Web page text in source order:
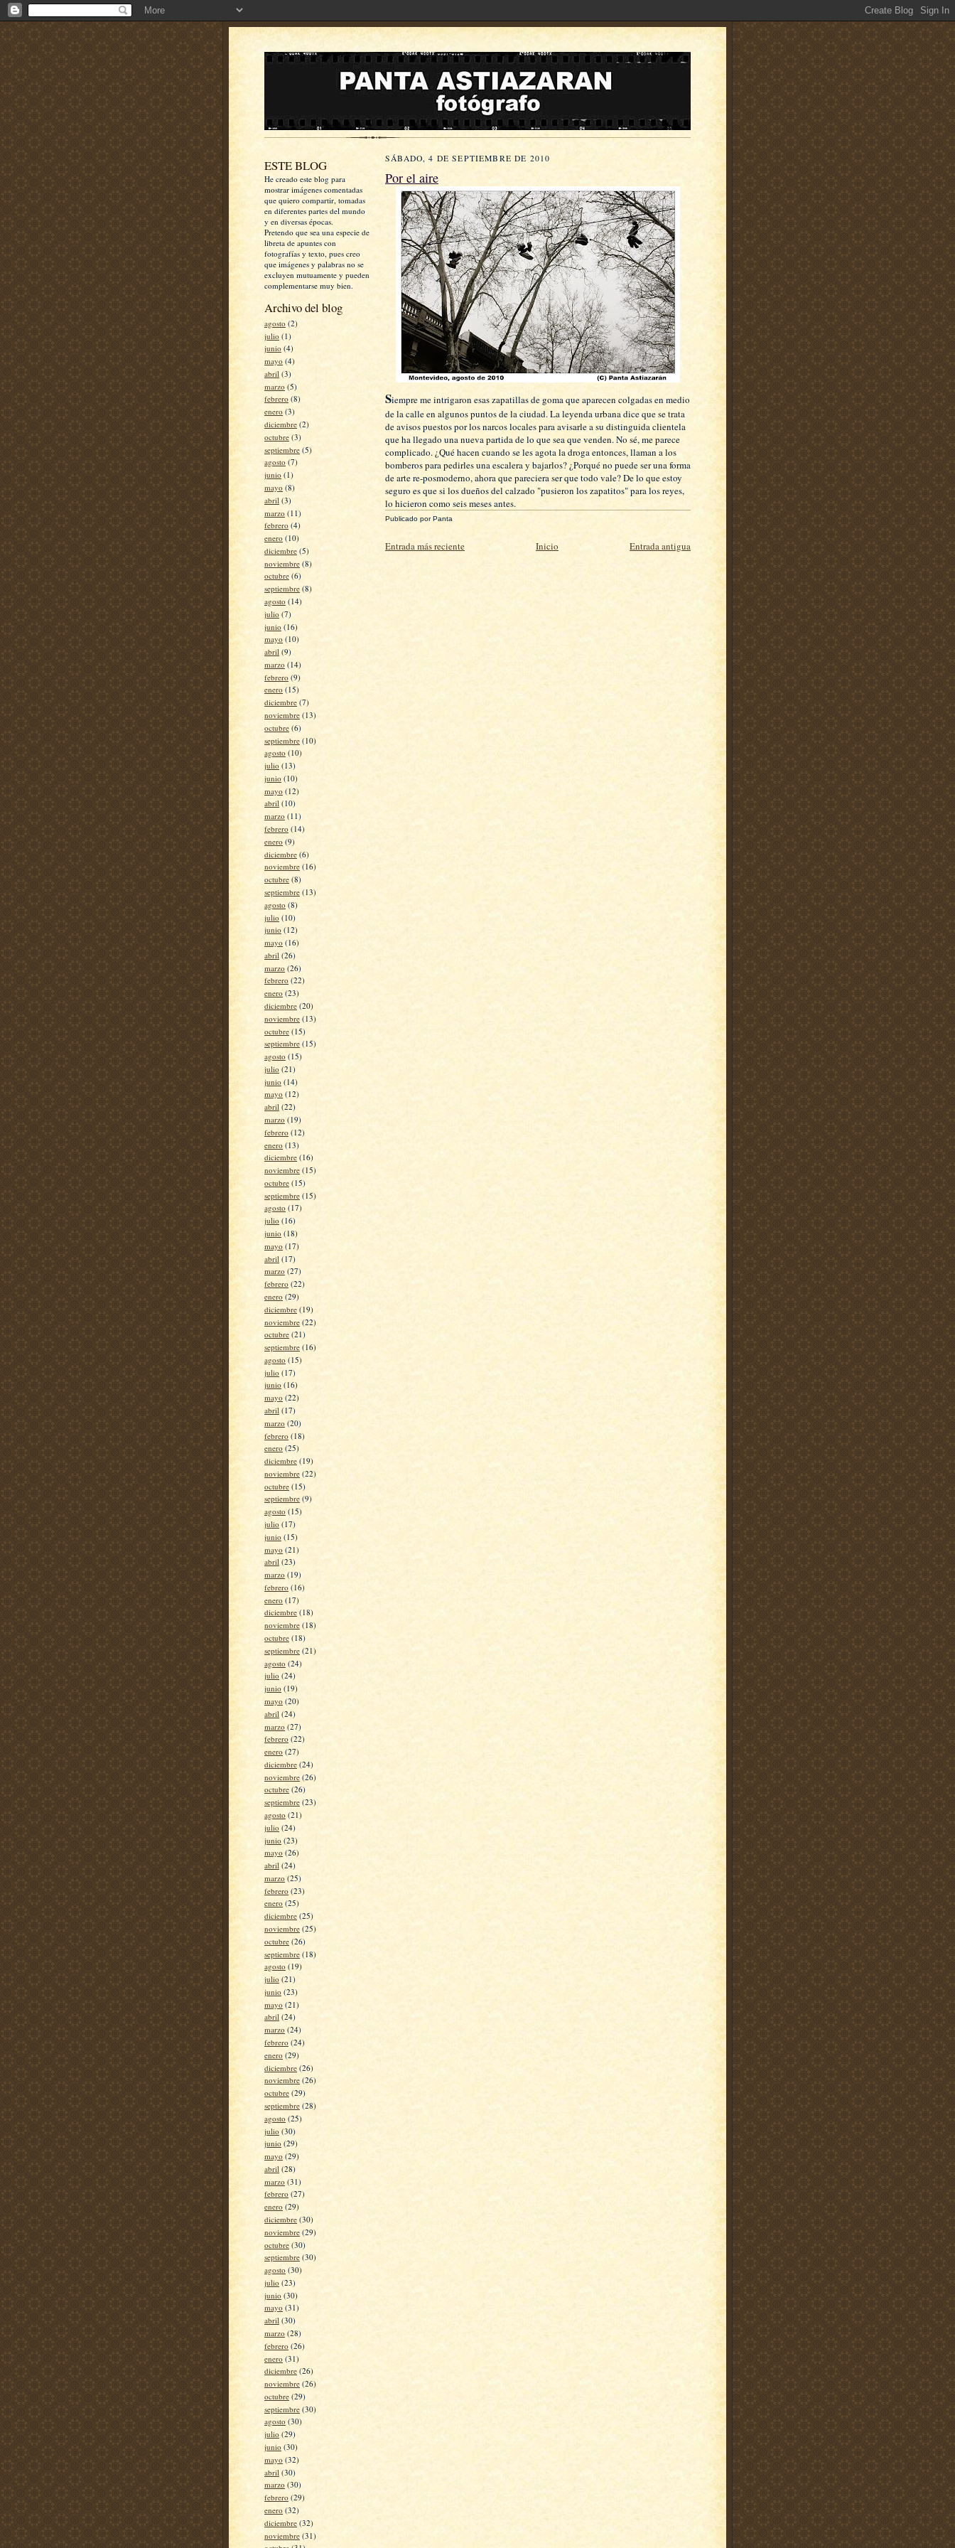
ESTE BLOG
He creado este blog para
mostrar imágenes comentadas
que quiero compartir, tomadas
en diferentes partes del mundo
y en diversas épocas.
Pretendo que sea una especie de
libreta de apuntes con
fotografías y texto, pues creo
que imágenes y palabras no se
excluyen mutuamente y pueden
complementarse muy bien.
Archivo del blog
agosto (2)
julio (1)
junio (4)
mayo (4)
abril (3)
marzo (5)
febrero (8)
enero (3)
diciembre (2)
octubre (3)
septiembre (5)
agosto (7)
junio (1)
mayo (8)
abril (3)
marzo (11)
febrero (4)
enero (10)
diciembre (5)
noviembre (8)
octubre (6)
septiembre (8)
agosto (14)
julio (7)
junio (16)
mayo (10)
abril (9)
marzo (14)
febrero (9)
enero (15)
diciembre (7)
noviembre (13)
octubre (6)
septiembre (10)
agosto (10)
julio (13)
junio (10)
mayo (12)
abril (10)
marzo (11)
febrero (14)
enero (9)
diciembre (6)
noviembre (16)
octubre (8)
septiembre (13)
agosto (8)
julio (10)
junio (12)
mayo (16)
abril (26)
marzo (26)
febrero (22)
enero (23)
diciembre (20)
noviembre (13)
octubre (15)
septiembre (15)
agosto (15)
julio (21)
junio (14)
mayo (12)
abril (22)
marzo (19)
febrero (12)
enero (13)
diciembre (16)
noviembre (15)
octubre (15)
septiembre (15)
agosto (17)
julio (16)
junio (18)
mayo (17)
abril (17)
marzo (27)
febrero (22)
enero (29)
diciembre (19)
noviembre (22)
octubre (21)
septiembre (16)
agosto (15)
julio (17)
junio (16)
mayo (22)
abril (17)
marzo (20)
febrero (18)
enero (25)
diciembre (19)
noviembre (22)
octubre (15)
septiembre (9)
agosto (15)
julio (17)
junio (15)
mayo (21)
abril (23)
marzo (19)
febrero (16)
enero (17)
diciembre (18)
noviembre (18)
octubre (18)
septiembre (21)
agosto (24)
julio (24)
junio (19)
mayo (20)
abril (24)
marzo (27)
febrero (22)
enero (27)
diciembre (24)
noviembre (26)
octubre (26)
septiembre (23)
agosto (21)
julio (24)
junio (23)
mayo (26)
abril (24)
marzo (25)
febrero (23)
enero (25)
diciembre (25)
noviembre (25)
octubre (26)
septiembre (18)
agosto (19)
julio (21)
junio (23)
mayo (21)
abril (24)
marzo (24)
febrero (24)
enero (29)
diciembre (26)
noviembre (26)
octubre (29)
septiembre (28)
agosto (25)
julio (30)
junio (29)
mayo (29)
abril (28)
marzo (31)
febrero (27)
enero (29)
diciembre (30)
noviembre (29)
octubre (30)
septiembre (30)
agosto (30)
julio (23)
junio (30)
mayo (31)
abril (30)
marzo (28)
febrero (26)
enero (31)
diciembre (26)
noviembre (26)
octubre (29)
septiembre (30)
agosto (30)
julio (29)
junio (30)
mayo (32)
abril (30)
marzo (30)
febrero (29)
enero (32)
diciembre (32)
noviembre (31)
SÁBADO, 4 DE SEPTIEMBRE DE 2010
Por el aire
Siempre me intrigaron esas zapatillas de goma que aparecen colgadas en medio
de la calle en algunos puntos de la ciudad. La leyenda urbana dice que se trata
de avisos puestos por los narcos locales para avisarle a su distinguida clientela
que ha llegado una nueva partida de lo que sea que venden. No sé, me parece
complicado. ¿Qué hacen cuando se les agota la droga entonces, llaman a los
bomberos para pedirles una escalera y bajarlos? ¿Porqué no puede ser una forma
de arte re-posmoderno, ahora que pareciera ser que todo vale? De lo que estoy
seguro es que si los dueños del calzado "pusieron los zapatitos" para los reyes,
lo hicieron como seis meses antes.
Publicado porPanta
Entrada más reciente Entrada antigua
Inicio